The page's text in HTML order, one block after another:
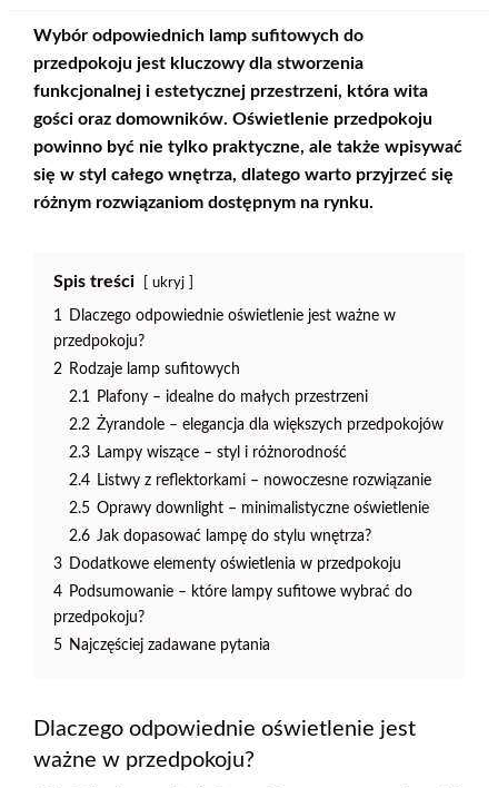
Wybór odpowiednich lamp sufitowych do
przedpokoju jest kluczowy dla stworzenia
funkcjonalnej i estetycznej przestrzeni, która wita
gości oraz domowników. Oświetlenie przedpokoju
powinno być nie tylko praktyczne, ale także wpisywać
się w styl całego wnętrza, dlatego warto przyjrzeć się
różnym rozwiązaniom dostępnym na rynku.
Spis treści ukryj
1 Dlaczego odpowiednie oświetlenie jest ważne w
przedpokoju?
2 Rodzaje lamp sufitowych
2.1 Plafony – idealne do małych przestrzeni
2.2 Żyrandole – elegancja dla większych przedpokojów
2.3 Lampy wiszące – styl i różnorodność
2.4 Listwy z reflektorkami – nowoczesne rozwiązanie
2.5 Oprawy downlight – minimalistyczne oświetlenie
2.6 Jak dopasować lampę do stylu wnętrza?
3 Dodatkowe elementy oświetlenia w przedpokoju
4 Podsumowanie – które lampy sufitowe wybrać do
przedpokoju?
5 Najczęściej zadawane pytania
Dlaczego odpowiednie oświetlenie jest
ważne w przedpokoju?